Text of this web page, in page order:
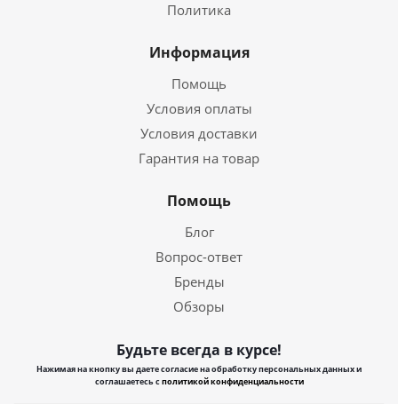
Политика
Информация
Помощь
Условия оплаты
Условия доставки
Гарантия на товар
Помощь
Блог
Вопрос-ответ
Бренды
Обзоры
Будьте всегда в курсе!
Нажимая на кнопку вы даете согласие на обработку персональных данных и
соглашаетесь сполитикой конфиденциальности